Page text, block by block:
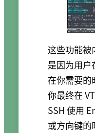
这些功能被
是因为用户
在你需要的
你最终在
SSH 使用
或方向键的